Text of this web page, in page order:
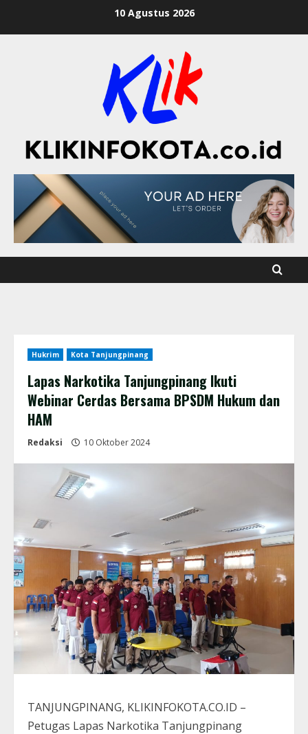
10 Agustus 2026
Hukrim Kota Tanjungpinang
Lapas Narkotika Tanjungpinang Ikuti
Webinar Cerdas Bersama BPSDM Hukum dan
HAM
Redaksi 10 Oktober 2024
TANJUNGPINANG, KLIKINFOKOTA.CO.ID –
Petugas Lapas Narkotika Tanjungpinang